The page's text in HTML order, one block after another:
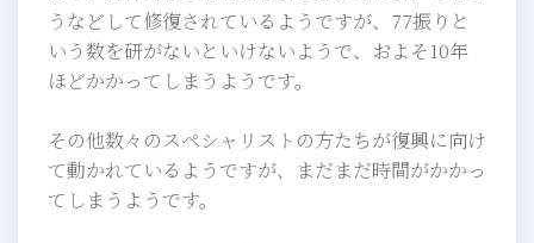
うなどして修復されているようですが、77振りと
いう数を研がないといけないようで、およそ10年
ほどかかってしまうようです。
その他数々のスペシャリストの方たちが復興に向け
て動かれているようですが、まだまだ時間がかかっ
てしまうようです。